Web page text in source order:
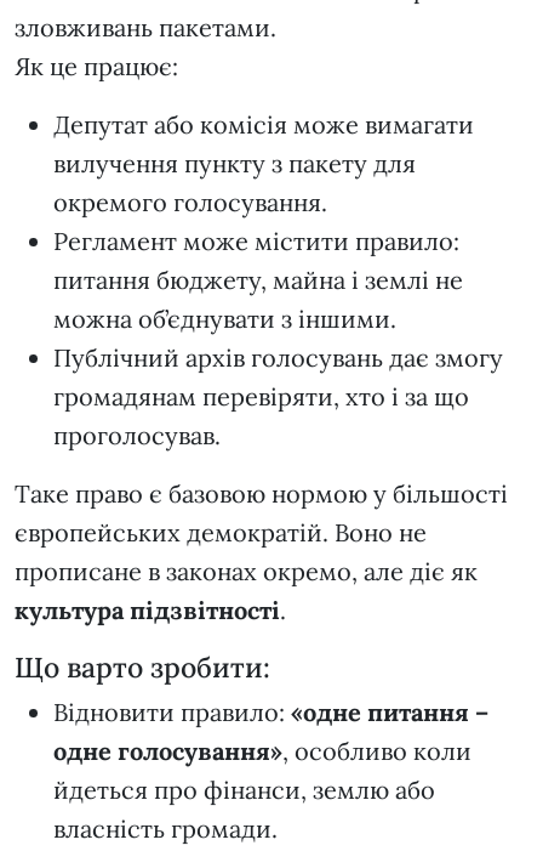
зловживань пакетами.
Як це працює:
Депутат або комісія може вимагати
вилучення пункту з пакету для
окремого голосування.
Регламент може містити правило:
питання бюджету, майна і землі не
можна об’єднувати з іншими.
Публічний архів голосувань дає змогу
громадянам перевіряти, хто і за що
проголосував.
Таке право є базовою нормою у більшості
європейських демократій. Воно не
прописане в законах окремо, але діє як
культура підзвітності.
Що варто зробити:
Відновити правило: «одне питання –
одне голосування», особливо коли
йдеться про фінанси, землю або
власність громади.